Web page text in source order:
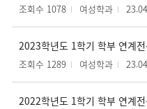
조회수 1078 여성학과
2023학년도 1학기 학부 연계
조회수 1289 여성학과
2022학년도 1학기 학부 연계